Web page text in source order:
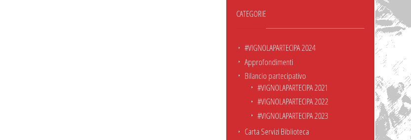
CATEGORIE
#VIGNOLAPARTECIPA 2024
Approfondimenti
Bilancio partecipativo
#VIGNOLAPARTECIPA 2021
#VIGNOLAPARTECIPA 2022
#VIGNOLAPARTECIPA 2023
Carta Servizi Biblioteca